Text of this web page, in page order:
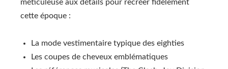
méticuleuse aux détails pour recréer fidèlement
cette époque :
La mode vestimentaire typique des eighties
Les coupes de cheveux emblématiques